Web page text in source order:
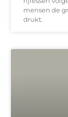
mensen de
drukt.